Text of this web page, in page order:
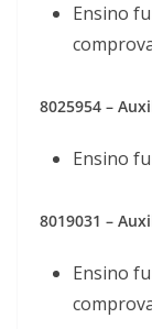
Ensino
8025954 –
Ensino
8019031 –
Ensino